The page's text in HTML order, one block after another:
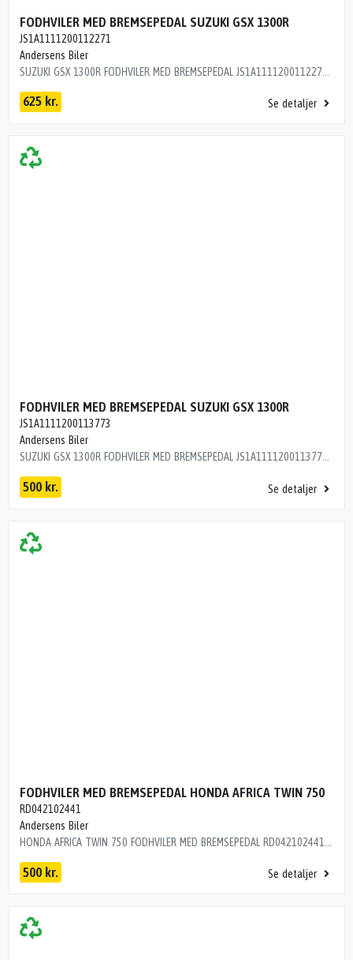
FODHVILER MED BREMSEPEDAL SUZUKI GSX 1300R
JS1A1111200112271
Andersens Biler
625 kr. Se detaljer
FODHVILER MED BREMSEPEDAL SUZUKI GSX 1300R
JS1A1111200113773
Andersens Biler
SUZUKI GSX 1300R FODHVILER MED BREMSEPEDAL JS1A1111200113773 ÅRG 2003 KM 49000 L9R15C1
500 kr. Se detaljer
FODHVILER MED BREMSEPEDAL HONDA AFRICA TWIN 750
RD042102441
Andersens Biler
HONDA AFRICA TWIN 750 FODHVILER MED BREMSEPEDAL RD042102441 ÅRG 1991 KM 69000 L9R15C1
500 kr. Se detaljer